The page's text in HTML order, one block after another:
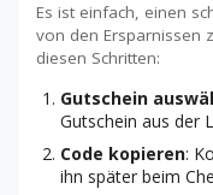
Es ist einfach, einen
von den Ersparnissen
diesen Schritten:
Gutschein
Gutschein aus der
Code kopieren:
ihn später beim